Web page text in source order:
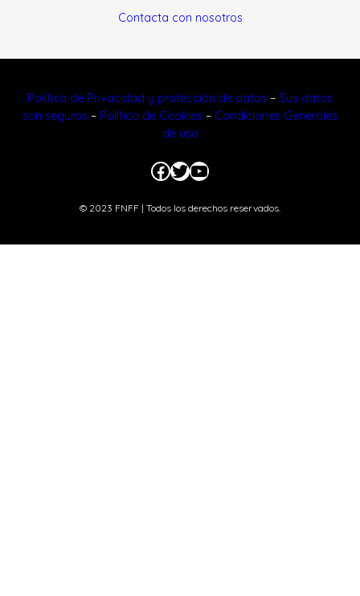
Contacta con nosotros
Política de Privacidad y protección de datos – Sus datos
son seguros – Política de Cookies – Condiciones Generales
de uso
Facebook
Twitter
YouTube
© 2023 FNFF | Todos los derechos reservados.